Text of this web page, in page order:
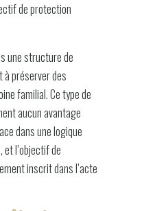
de protection
une structure de
préserver des
familial. Ce type de
aucun avantage
dans une logique
l’objectif de
inscrit dans l’acte